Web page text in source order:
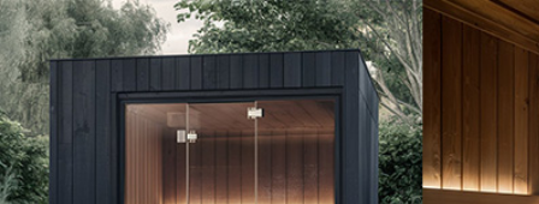
לדלג
לתוכן